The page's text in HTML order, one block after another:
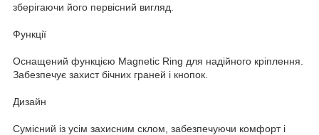
зберігаючи його первісний вигляд.
Функції
Оснащений функцією Magnetic Ring для надійного кріплення.
Забезпечує захист бічних граней і кнопок.
Дизайн
Сумісний із усім захисним склом, забезпечуючи комфорт і